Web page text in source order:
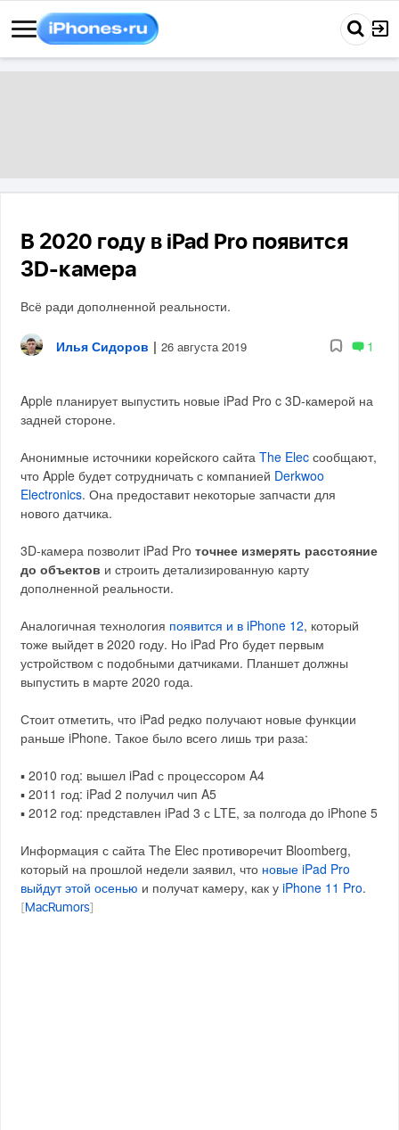
В 2020 году в iPad Pro появится
3D-камера
Всё ради дополненной реальности.
Илья Сидоров | 26 августа 2019 1
Apple планирует выпустить новые iPad Pro c 3D-камерой на
задней стороне.
Анонимные источники корейского сайтаThe Elec сообщают,
что Apple будет сотрудничать с компанией Derkwoo
Electronics. Она предоставит некоторые запчасти для
нового датчика.
3D-камера позволит iPad Proточнее измерять расстояние
до объектов и строить детализированную карту
дополненной реальности.
Аналогичная технология появится и в iPhone 12, который
тоже выйдет в 2020 году. Но iPad Pro будет первым
устройством с подобными датчиками. Планшет должны
выпустить в марте 2020 года.
Стоит отметить, что iPad редко получают новые функции
раньше iPhone. Такое было всего лишь три раза:
▪️ 2010 год: вышел iPad с процессором A4
▪️ 2011 год: iPad 2 получил чип A5
▪️ 2012 год: представлен iPad 3 с LTE, за полгода до iPhone 5
Информация с сайта The Elec противоречит Bloomberg,
который на прошлой недели заявил, что новые iPad Pro
выйдут этой осенью и получат камеру, как уiPhone 11 Pro.
MacRumors